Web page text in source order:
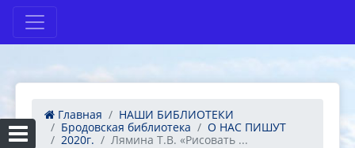
Главная
НАШИ БИБЛИОТЕКИ
Бродовская библиотека
О НАС ПИШУТ
2020г.
Лямина Т.В. «Рисовать ...